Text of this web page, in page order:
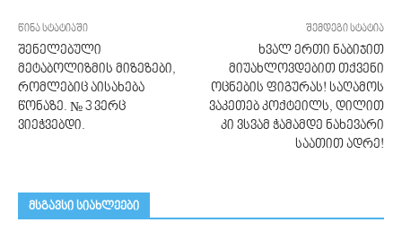
წინა სტატიაში
შენელებული
მეტაბოლიზმის მიზეზები,
რომლებიც აისახება
წონაზე. № 3 ვერც
ვიეჭვებდი.
შემდეგი სტატია
ხვალ ერთი ნაბიჯით
მიუახლოვდებით თქვენი
ოცნების ფიგურას! საღამოს
ვაკეთებ კოქტეილს, დილით
კი ვსვამ ჭამამდე ნახევარი
საათით ადრე!
მსგავსი სიახლეები